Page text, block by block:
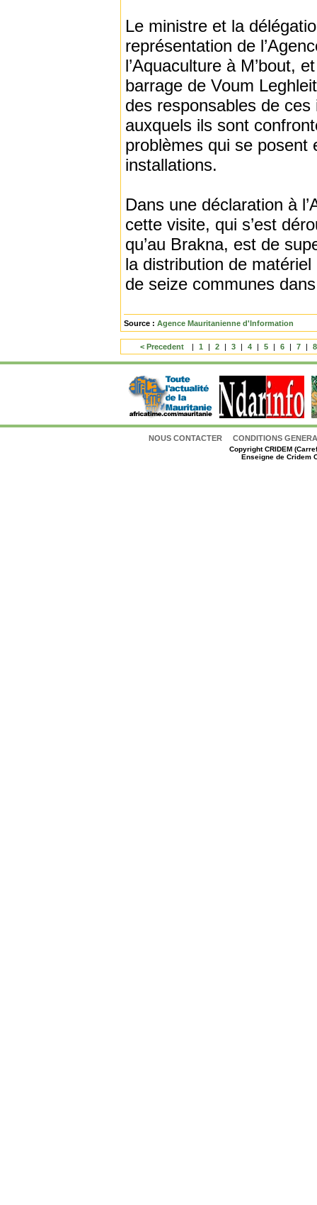
Le ministre et la
représentation de
l’Aquaculture à M’bout,
barrage de Voum
des responsables de
auxquels ils sont
problèmes qui se
installations.
Dans une déclaration à
cette visite, qui s’est
qu’au Brakna, est de
la distribution de
de seize communes
Source : Agence Mauritanienne d'Information
< Precedent | 1 | 2 | 3 | 4 | 5 | 6 | 7 | 8
NOUS CONTACTER CONDITIONS
CopyrightCRIDEM
Enseigne de Cridem